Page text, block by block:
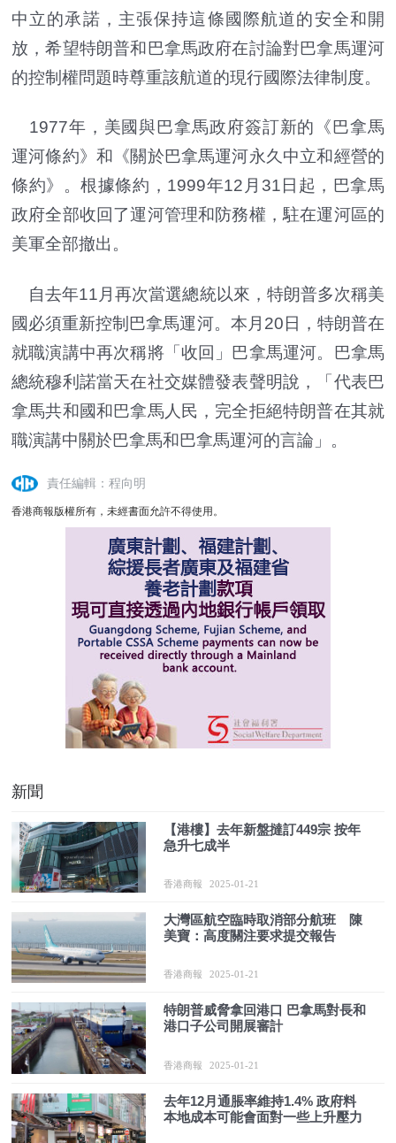
中立的承諾，主張保持這條國際航道的安全和開
放，希望特朗普和巴拿馬政府在討論對巴拿馬運河
的控制權問題時尊重該航道的現行國際法律制度。
1977年，美國與巴拿馬政府簽訂新的《巴拿馬
運河條約》和《關於巴拿馬運河永久中立和經營的
條約》。根據條約，1999年12月31日起，巴拿馬
政府全部收回了運河管理和防務權，駐在運河區的
美軍全部撤出。
自去年11月再次當選總統以來，特朗普多次稱美
國必須重新控制巴拿馬運河。本月20日，特朗普在
就職演講中再次稱將「收回」巴拿馬運河。巴拿馬
總統穆利諾當天在社交媒體發表聲明說，「代表巴
拿馬共和國和巴拿馬人民，完全拒絕特朗普在其就
職演講中關於巴拿馬和巴拿馬運河的言論」。
責任編輯：程向明
香港商報版權所有，未經書面允許不得使用。
新聞
【港樓】去年新盤撻訂449宗 按年
急升七成半
香港商報 2025-01-21
大灣區航空臨時取消部分航班 陳
美寶：高度關注要求提交報告
香港商報 2025-01-21
特朗普威脅拿回港口 巴拿馬對長和
港口子公司開展審計
香港商報 2025-01-21
去年12月通脹率維持1.4% 政府料
本地成本可能會面對一些上升壓力